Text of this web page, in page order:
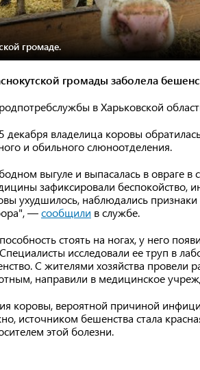
громаде.
громады заболела
в Харьковской
декабря владелица коровы
и обильного слюноотделения.
выгуле и выпасалась в овраге в
зафиксировали беспокойство,
ухудшилось, наблюдались
—сообщили в службе.
стоять на ногах, у него
исследовали ее труп в
С жителями хозяйства провели
направили в медицинское
коровы, вероятной причиной
источником бешенства стала
этой болезни.